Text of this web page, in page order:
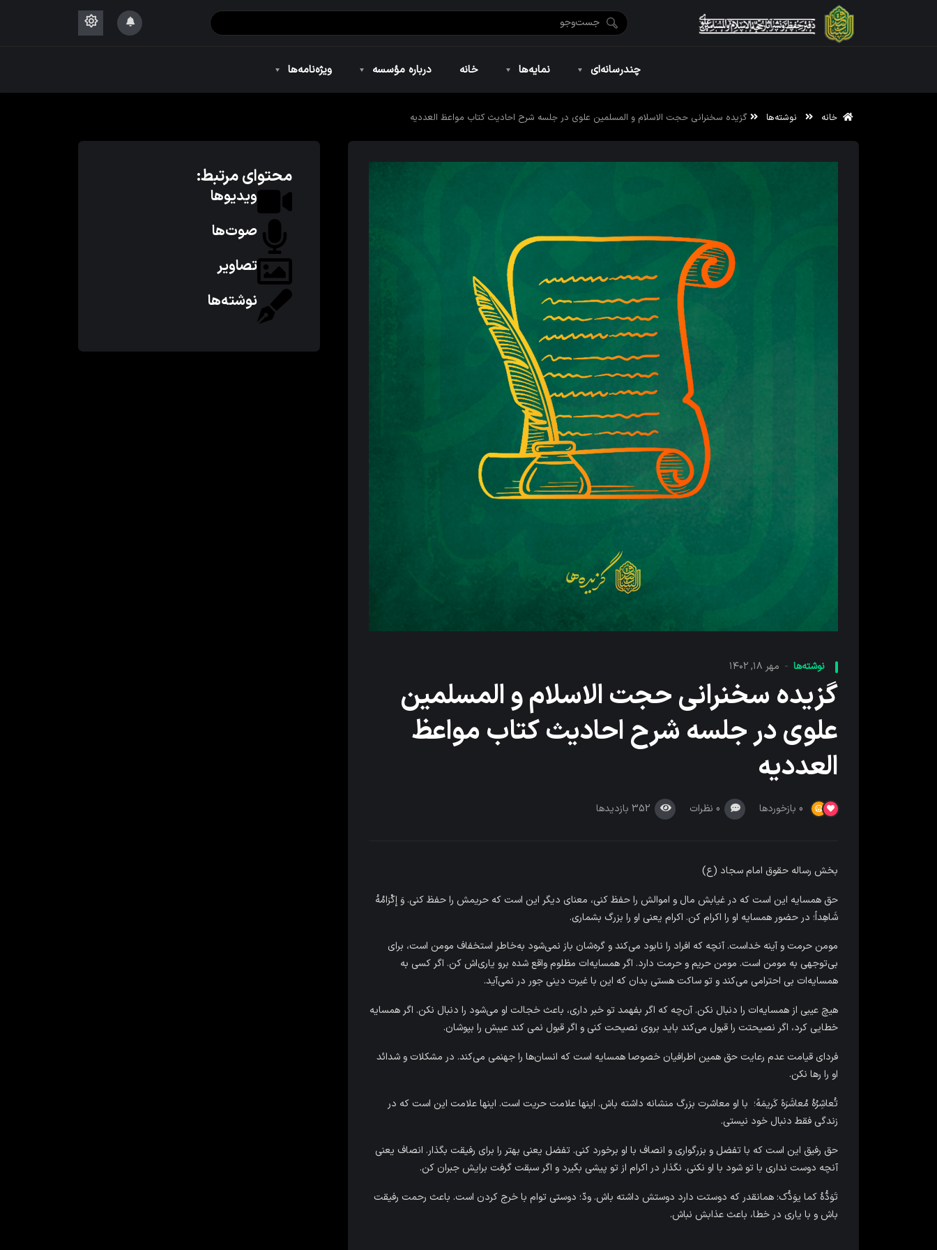
چندرسانه‌ای نمایه‌ها خانه درباره مؤسسه ویژه‌نامه‌ها
خانه نوشته‌ها گزیده سخنرانی حجت الاسلام و المسلمین علوی در جلسه شرح احادیث کتاب مواعظ العددیه
نوشته‌ها مهر ۱۸, ۱۴۰۲
گزیده سخنرانی حجت الاسلام و المسلمین
علوی در جلسه شرح احادیث کتاب مواعظ
العددیه
0 بازخوردها 0 نظرات 352 بازدیدها
بخش رساله حقوق امام سجاد (ع)
حق همسایه این است که در غیابش مال و اموالش را حفظ کنی، معنای دیگر این است که حریمش را حفظ کنی. وَ إِکْرَامُهُ
شَاهِداً؛ در حضور همسایه او را اکرام کن. اکرام یعنی او را بزرگ بشماری.
مومن حرمت و آینه خداست. آنچه که افراد را نابود می‌کند و گره‌شان باز نمی‌شود به‌خاطر استخفاف مومن است، برای
بی‌توجهی به مومن است. مومن حریم و حرمت دارد. اگر همسایه‌ات مظلوم واقع شده برو یاری‌اش کن. اگر کسی به
همسایه‌ات بی احترامی می‌کند و تو ساکت هستی بدان که این با غیرت دینی جور در نمی‌آید.
هیچ عیبی از همسایه‌ات را دنبال نکن. آن‌چه که اگر بفهمد تو خبر داری، باعث خجالت او می‌شود را دنبال نکن. اگر همسایه
خطایی کرد، اگر نصیحتت را قبول می‌کند باید بروی نصیحت کنی و اگر قبول نمی کند عیبش را بپوشان.
فردای قیامت عدم رعایت حق همین اطرافیان خصوصا همسایه‌ است که انسان‌ها را جهنمی می‌کند. در مشکلات و شدائد
او را رها نکن.
تُعاشِرُهُ مُعاشَرَهً کَریمَهً؛ با او معاشرت بزرگ منشانه داشته باش. اینها علامت حریت است. اینها علامت این است که در
زندگی فقط دنبال خود نیستی.
حق رفیق این است که با تفضل و بزرگواری و انصاف با او برخورد کنی. تفضل یعنی بهتر را برای رفیقت بگذار. انصاف یعنی
آنچه دوست نداری با تو شود با او نکنی. نگذار در اکرام از تو پیشی بگیرد و اگر سبقت گرفت برایش جبران کن.
تَوَدُّهُ کما یوَدُّک؛ همانقدر که دوستت دارد دوستش داشته باش. ودّ؛ دوستی توام با خرج کردن است. باعث رحمت رفیقت
باش و با یاری در خطا، باعث عذابش نباش.
محتوای مرتبط:
ویدیوها
صوت‌ها
تصاویر
نوشته‌ها